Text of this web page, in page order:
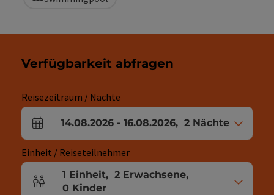
Verfügbarkeit abfragen
Reisezeitraum / Nächte
An- und Abreisefelder
14.08.2026 - 16.08.2026, 2 Nächte
Einheit / Reiseteilnehmer
Einheitenanzahl und Personenfelder
1 Einheit, 2 Erwachsene,
0 Kinder